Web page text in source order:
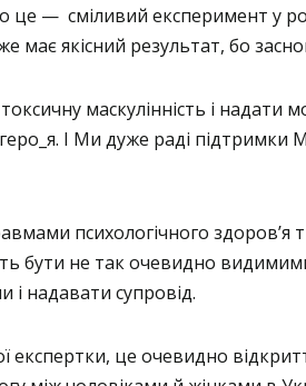
— сміливий експеримент у
має якісний результат, бо
маскулінність і надати
І Ми дуже раді підтримки
психологічного
бути не так очевидно
і надавати супровід.
експертки, це очевидно